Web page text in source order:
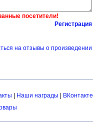
посетители!
Регистрация
на отзывы о произведении
Наши награды
ВКонтакте